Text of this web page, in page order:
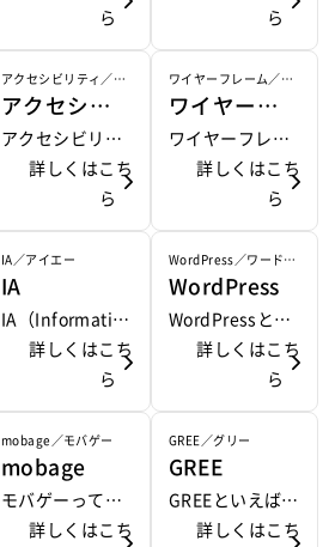
を出すマーケテ
ィング、SEM(サ
ーチ・エンジ
ン・マーケティ
ング)と一括りで
扱われる事も多
い。 検索結果が
上位と下位でク
リック率、アク
セス数に大きな
違いがあり、SE
Oは非常に重要
な要素となって
ェアが高いGoog
leがSEOの対象
となる傾向が強
い。
にあたり、その
商品やサービス
を有意義に体
験・認知できる
かどうかを重要
視した考え方で
ある。 1990年代
にApple社の副
社長で、認知心
理学者であるド
ン・ノーマン博
士が提唱した造
語であると言わ
ンターフェイ
ス」や「ユーザ
ビリティ(UI)」
より、更に深
ためのソフトの
こと。 現在はイ
ンターネットを
閲覧するための
ソフトを指す。I
E(インターネッ
トエクスプロー
ラー)やファイヤ
ーフォックス、
GoogleChrom
(グーグルクロー
ム)などが有名で
ら
リー(GREE)、モ
バゲー(Mobage)
など、参加者同
士のコミュニケ
ーションを目的
としたソーシャ
ルネットワーキ
ングサービス(S
NS)で提供され
るオンラインゲ
ーム・ブラウザ
ゲームである。
ソーシャルネッ
トワークゲーム
とも呼ばれる。
SNS上にウェブ
ブラウザ上で動
作するAPIなどの
ら
アクセシビリティ／ア
クセシビリティ
アクセシビ
リティ
アクセシビリテ
ィとは、「使い
やすさ」を表す
言葉。サービス
や情報などがど
れほど幅広くの
人々にとって使
いやすいか、特
に障がい者や高
齢者など、ハン
ディを持つ人に
も容易に利用す
る事が出来るか
などという意味
詳しくはこち
ら
ワイヤーフレーム／ワ
イヤーフレーム
ワイヤーフ
レーム
ワイヤーフレー
ムとは、Webペ
ージを作る前の
段階で、デザイ
ン・構造のイメ
ージを制作者同
士で共有するた
めに使われるス
ケッチ、ラフの
こと。 主に、線
と簡易的な図
形・文字など
で、レイアウト
や校生の確認、
詳しくはこち
ら
IA／アイエー
IA
IA（Informatio
n Architectur
e） 情報アーキ
テクチャはより
伝えるべき情報
を整理、定義
し、ユーザビリ
ティの改善等を
詳しくはこち
ら
WordPress／ワードプ
レス
WordPress
WordPressと
は、PHPとMyS
QLをベースとし
たWebサーバー
上にブログを開
設できるフリー
の作成ツールで
ある。 ブログだ
詳しくはこち
ら
mobage／モバゲー
mobage
モバゲーって
何？と聞かれる
詳しくはこち
GREE／グリー
GREE
GREEといえばm
ixiやモバゲーと
詳しくはこち